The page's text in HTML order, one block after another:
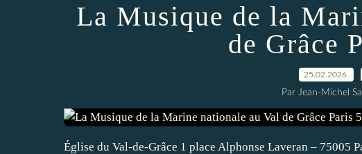
La Musique de la
de Grâce
25.02.2026
Par Jean-Michel
Église du Val-de-Grâce 1 place Alphonse Laveran – 75005